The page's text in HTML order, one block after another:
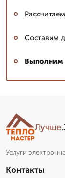
Составим
Выполним
Лучше
Услуги
Контакты